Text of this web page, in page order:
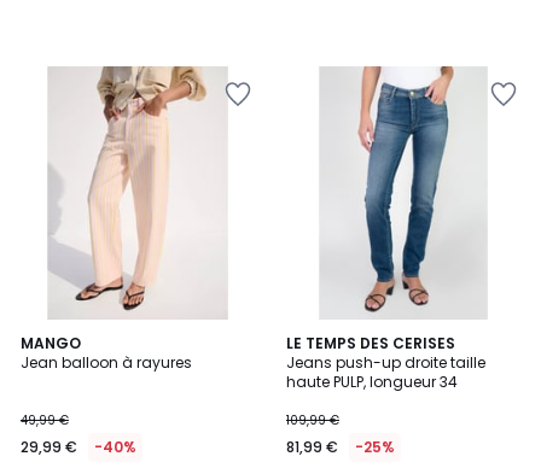
MANGO
Jean balloon à rayures
49,99 €
29,99 € -40%
LE TEMPS DES CERISES
Jeans push-up droite taille
haute PULP, longueur 34
109,99 €
81,99 € -25%